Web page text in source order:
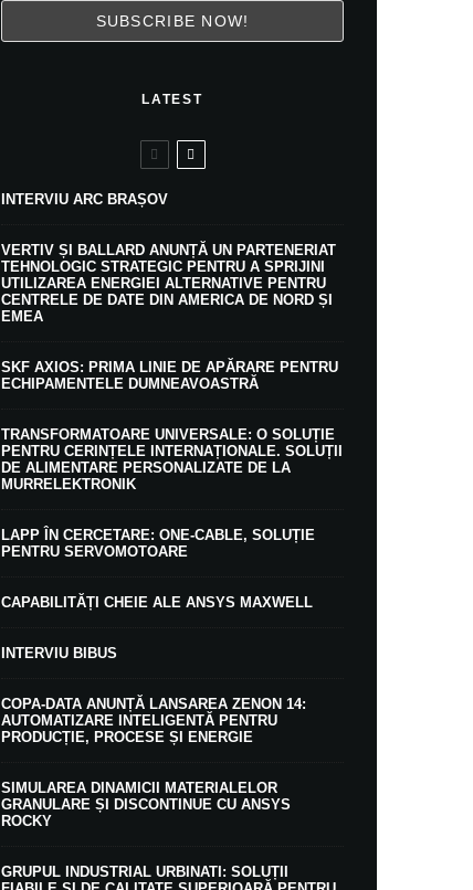
LATEST
INTERVIU ARC BRAȘOV
VERTIV ȘI BALLARD ANUNȚĂ UN PARTENERIAT
TEHNOLOGIC STRATEGIC PENTRU A SPRIJINI
UTILIZAREA ENERGIEI ALTERNATIVE PENTRU
CENTRELE DE DATE DIN AMERICA DE NORD ȘI
EMEA
SKF AXIOS: PRIMA LINIE DE APĂRARE PENTRU
ECHIPAMENTELE DUMNEAVOASTRĂ
TRANSFORMATOARE UNIVERSALE: O SOLUȚIE
PENTRU CERINȚELE INTERNAȚIONALE. SOLUȚII
DE ALIMENTARE PERSONALIZATE DE LA
MURRELEKTRONIK
LAPP ÎN CERCETARE: ONE-CABLE, SOLUȚIE
PENTRU SERVOMOTOARE
CAPABILITĂȚI CHEIE ALE ANSYS MAXWELL
INTERVIU BIBUS
COPA-DATA ANUNȚĂ LANSAREA ZENON 14:
AUTOMATIZARE INTELIGENTĂ PENTRU
PRODUCȚIE, PROCESE ȘI ENERGIE
SIMULAREA DINAMICII MATERIALELOR
GRANULARE ȘI DISCONTINUE CU ANSYS
ROCKY
GRUPUL INDUSTRIAL URBINATI: SOLUȚII